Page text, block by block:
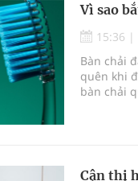
Vì sao
15:36 |
Bàn chải
quên khi
bàn chải
Cận thị